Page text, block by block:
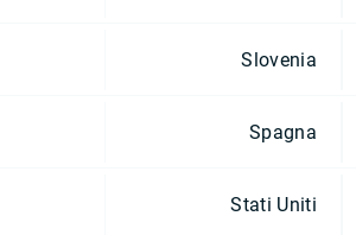
Slovenia
Spagna
Stati Uniti